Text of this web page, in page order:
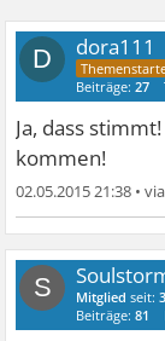
D dora111
Beiträge:27
Ja, dass
kommen!
02.05.2015 21:38 •
S Mitglied seit:
Beiträge:81